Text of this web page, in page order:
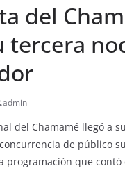
del
tercera
admin
del Chamamé llegó a
de público
programación que contó